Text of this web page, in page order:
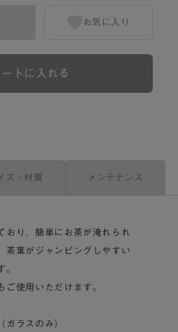
ートに入れる
お気に入り
ズ・材質 メンテナンス
おり、簡単にお茶が淹れられ
茶葉がジャンピングしやすい
。
ご使用いただけます。
ラスのみ）